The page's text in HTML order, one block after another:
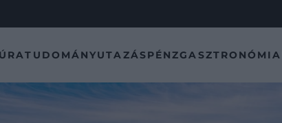
TUDOMÁNYUTAZÁSPÉNZGASZTRONÓMIA